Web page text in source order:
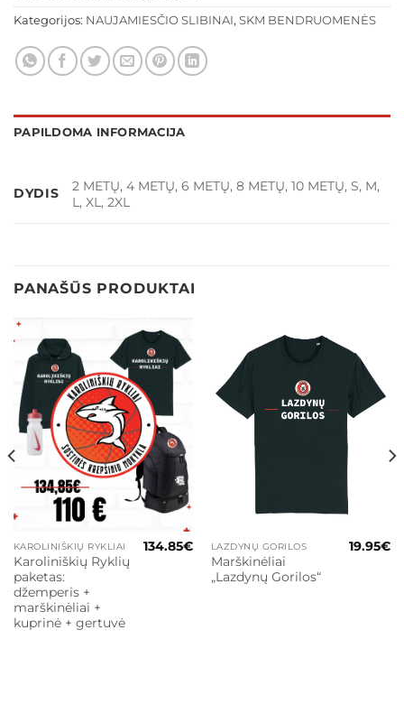
Kategorijos: NAUJAMIESČIO SLIBINAI, SKM BENDRUOMENĖS
PAPILDOMA INFORMACIJA
DYDIS
2 METŲ, 4 METŲ, 6 METŲ, 8 METŲ, 10 METŲ, S, M,
L, XL, 2XL
PANAŠŪS PRODUKTAI
KAROLINIŠKIŲ RYKLIAI
Karoliniškių Ryklių
paketas:
džemperis +
marškinėliai +
kuprinė + gertuvė
134.85€ LAZDYNŲ GORILOS
Marškinėliai
„Lazdynų Gorilos“
19.95€